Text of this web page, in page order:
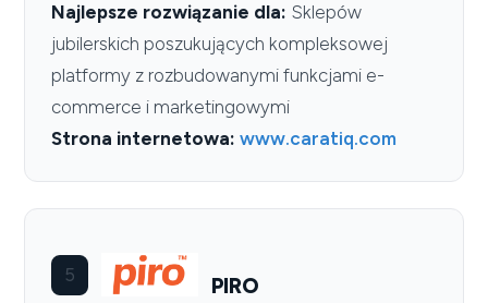
Najlepsze rozwiązanie dla: Sklepów
jubilerskich poszukujących kompleksowej
platformy z rozbudowanymi funkcjami e-
commerce i marketingowymi
Strona internetowa: www.caratiq.com
5 PIRO